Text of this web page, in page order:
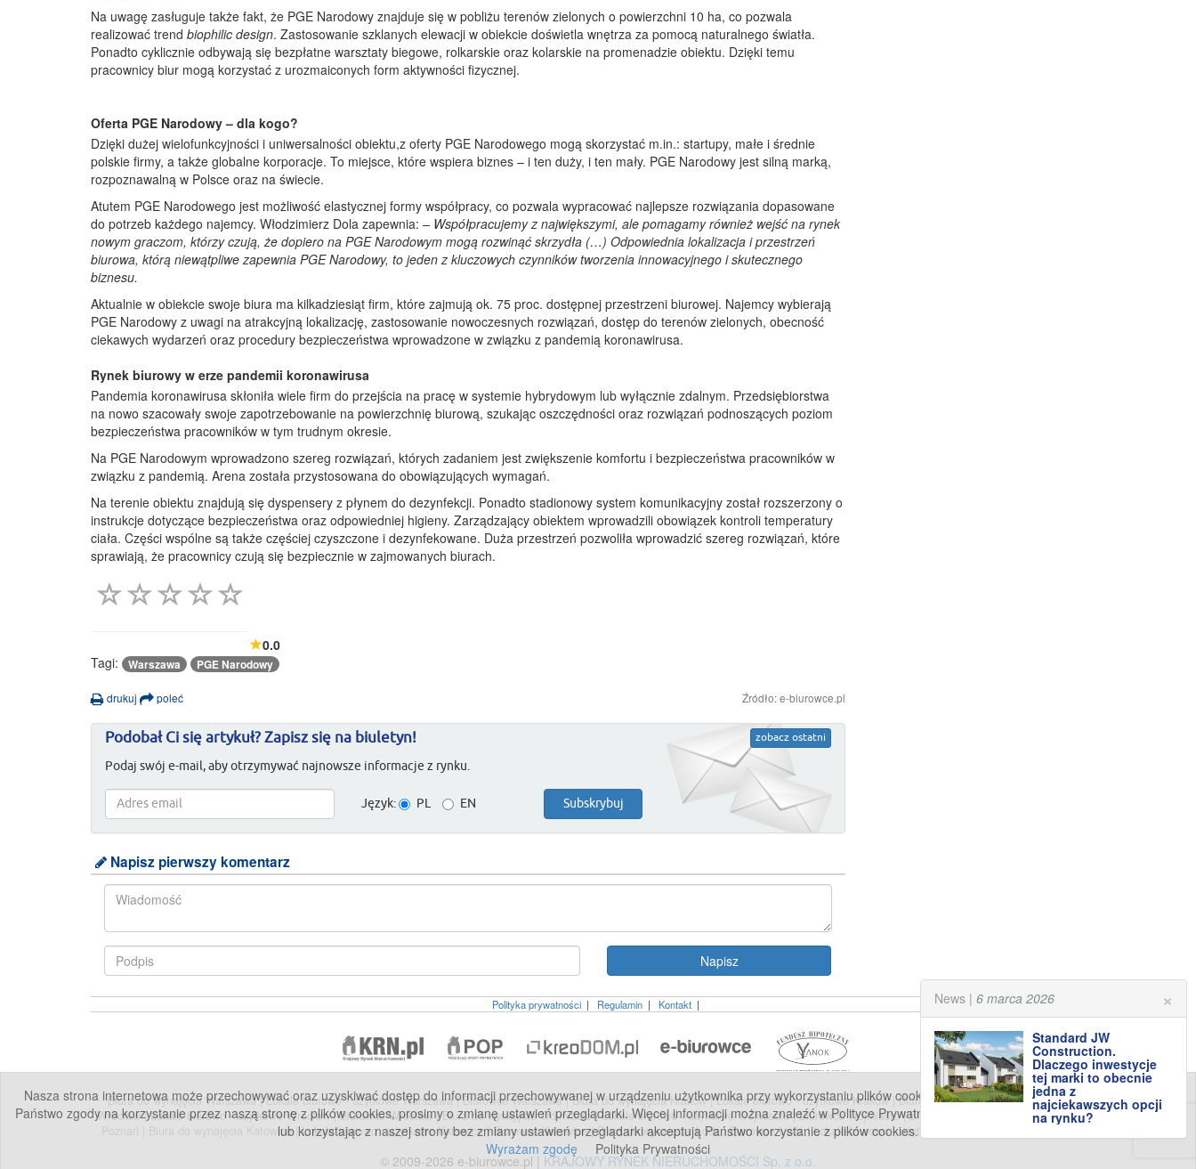
Nasza strona internetowa może przechowywać oraz uzyskiwać dostęp do informacji przechowywanej w urządzeniu użytkownika przy wykorzystaniu plików cookies (tzw. ciasteczek). Jeśli nie wyrażają
Państwo zgody na korzystanie przez naszą stronę z plików cookies, prosimy o zmianę ustawień przeglądarki. Więcej informacji można znaleźć w Polityce Prywatności. Klikając przycisk „Wyrażam zgodę”
lub korzystając z naszej strony bez zmiany ustawień przeglądarki akceptują Państwo korzystanie z plików cookies.
Wyrażam zgodę
Polityka Prywatności
Na uwagę zasługuje także fakt, że PGE Narodowy znajduje się w pobliżu terenów zielonych o powierzchni 10 ha, co pozwala
realizować trend biophilic design. Zastosowanie szklanych elewacji w obiekcie doświetla wnętrza za pomocą naturalnego światła.
Ponadto cyklicznie odbywają się bezpłatne warsztaty biegowe, rolkarskie oraz kolarskie na promenadzie obiektu. Dzięki temu
pracownicy biur mogą korzystać z urozmaiconych form aktywności fizycznej.
Oferta PGE Narodowy – dla kogo?
Dzięki dużej wielofunkcyjności i uniwersalności obiektu,z oferty PGE Narodowego mogą skorzystać m.in.: startupy, małe i średnie
polskie firmy, a także globalne korporacje. To miejsce, które wspiera biznes – i ten duży, i ten mały. PGE Narodowy jest silną marką,
rozpoznawalną w Polsce oraz na świecie.
Atutem PGE Narodowego jest możliwość elastycznej formy współpracy, co pozwala wypracować najlepsze rozwiązania dopasowane
do potrzeb każdego najemcy. Włodzimierz Dola zapewnia: – Współpracujemy z największymi, ale pomagamy również wejść na rynek
nowym graczom, którzy czują, że dopiero na PGE Narodowym mogą rozwinąć skrzydła (…) Odpowiednia lokalizacja i przestrzeń
biurowa, którą niewątpliwe zapewnia PGE Narodowy, to jeden z kluczowych czynników tworzenia innowacyjnego i skutecznego
biznesu.
Aktualnie w obiekcie swoje biura ma kilkadziesiąt firm, które zajmują ok. 75 proc. dostępnej przestrzeni biurowej. Najemcy wybierają
PGE Narodowy z uwagi na atrakcyjną lokalizację, zastosowanie nowoczesnych rozwiązań, dostęp do terenów zielonych, obecność
ciekawych wydarzeń oraz procedury bezpieczeństwa wprowadzone w związku z pandemią koronawirusa.
Rynek biurowy w erze pandemii koronawirusa
Pandemia koronawirusa skłoniła wiele firm do przejścia na pracę w systemie hybrydowym lub wyłącznie zdalnym. Przedsiębiorstwa
na nowo szacowały swoje zapotrzebowanie na powierzchnię biurową, szukając oszczędności oraz rozwiązań podnoszących poziom
bezpieczeństwa pracowników w tym trudnym okresie.
Na PGE Narodowym wprowadzono szereg rozwiązań, których zadaniem jest zwiększenie komfortu i bezpieczeństwa pracowników w
związku z pandemią. Arena została przystosowana do obowiązujących wymagań.
Na terenie obiektu znajdują się dyspensery z płynem do dezynfekcji. Ponadto stadionowy system komunikacyjny został rozszerzony o
instrukcje dotyczące bezpieczeństwa oraz odpowiedniej higieny. Zarządzający obiektem wprowadzili obowiązek kontroli temperatury
ciała. Części wspólne są także częściej czyszczone i dezynfekowane. Duża przestrzeń pozwoliła wprowadzić szereg rozwiązań, które
sprawiają, że pracownicy czują się bezpiecznie w zajmowanych biurach.
0.0
Tagi:
Warszawa PGE Narodowy
drukuj poleć Źródło: e-biurowce.pl
zobacz ostatni
Podobał Ci się artykuł? Zapisz się na biuletyn!
Podaj swój e-mail, aby otrzymywać najnowsze informacje z rynku.
Język: PL EN
Napisz pierwszy komentarz
×
News | 6 marca 2026
Standard JW
Construction.
Dlaczego inwestycje
tej marki to obecnie
jedna z
najciekawszych opcji
na rynku?
Polityka prywatności| Regulamin| Kontakt|
Biura do wynajęcia Warszawa|Lokale biurowo - użytkowe Warszawa|Biurowce Warszawa|Biura do wynajęcia Kraków|Lokale biurowo - użytkowe Kraków |Biurowce Kraków|Biura do wynajęcia
Wrocław|Lokale biurowo - użytkowe Wrocław|Biurowce Wrocław|Biura do wynajęcia Trójmiasto|Lokale biurowo - użytkowe Trójmiasto|Biurowce Trójmiasto|Biura do wynajęcia Poznań|Biurowce
Poznań
Biura do wynajęcia Katowice |Lokale biurowo - użytkowe Katowice|Biurowce Katowice|Biura do wynajęcia Łódź|Biurowce Łódź|Lokale biurowo - użytkowe Szczecin
© 2009-2026 e-biurowce.pl | KRAJOWY RYNEK NIERUCHOMOŚCI Sp. z o.o.